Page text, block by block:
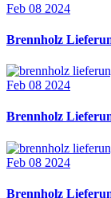
Feb 08 2024
Brennholz
Feb 08 2024
Brennholz
Feb 08 2024
Brennholz